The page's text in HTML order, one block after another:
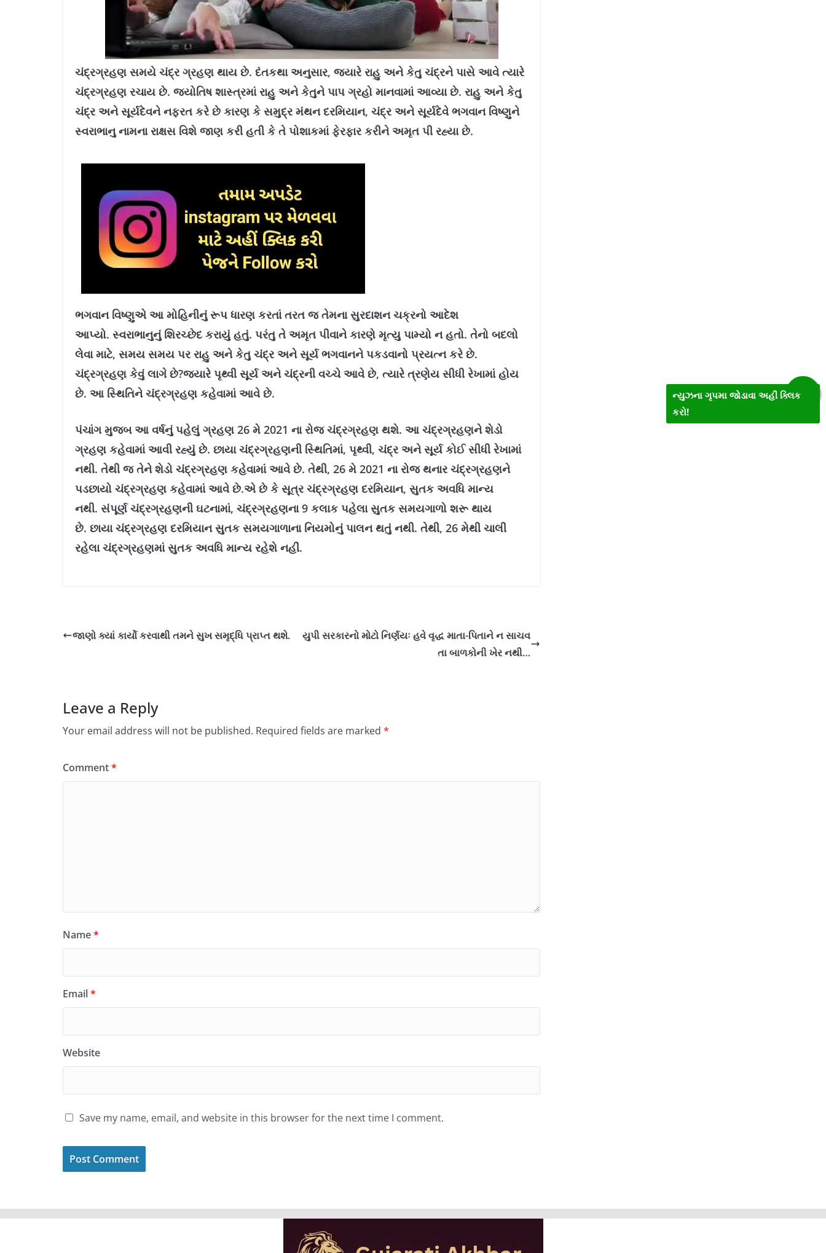
U
n
u
t
e
L
o
d
e
:
8
7
0
ચંદ્રગ્રહણ સમયે ચંદ્ર ગ્રહણ થાય છે. દંતકથા અનુસાર, જ્યારે રાહુ અને કેતુ ચંદ્રને પાસે આવે ત્યારે
ચંદ્રગ્રહણ રચાય છે. જ્યોતિષ શાસ્ત્રમાં રાહુ અને કેતુને પાપ ગ્રહો માનવામાં આવ્યા છે. રાહુ અને કેતુ
ચંદ્ર અને સૂર્યદેવને નફરત કરે છે કારણ કે સમુદ્ર મંથન દરમિયાન, ચંદ્ર અને સૂર્યદેવે ભગવાન વિષ્ણુને
સ્વરાભાનુ નામના રાક્ષસ વિશે જાણ કરી હતી કે તે પોશાકમાં ફેરફાર કરીને અમૃત પી રહ્યા છે.
ભગવાન વિષ્ણુએ આ મોહિનીનું રૂપ ધારણ કરતાં તરત જ તેમના સુરદાશન ચક્રનો આદેશ
આપ્યો. સ્વરાભાનુનું શિરચ્છેદ કરાયું હતું. પરંતુ તે અમૃત પીવાને કારણે મૃત્યુ પામ્યો ન હતો. તેનો બદલો
લેવા માટે, સમય સમય પર રાહુ અને કેતુ ચંદ્ર અને સૂર્ય ભગવાનને પકડવાનો પ્રયત્ન કરે છે.
ચંદ્રગ્રહણ કેવું લાગે છે?જ્યારે પૃથ્વી સૂર્ય અને ચંદ્રની વચ્ચે આવે છે, ત્યારે ત્રણેય સીધી રેખામાં હોય
છે. આ સ્થિતિને ચંદ્રગ્રહણ કહેવામાં આવે છે.
પંચાંગ મુજબ આ વર્ષનું પહેલું ગ્રહણ 26 મે 2021 ના ​​રોજ ચંદ્રગ્રહણ થશે. આ ચંદ્રગ્રહણને શેડો
ગ્રહણ કહેવામાં આવી રહ્યું છે. છાયા ચંદ્રગ્રહણની સ્થિતિમાં, પૃથ્વી, ચંદ્ર અને સૂર્ય કોઈ સીધી રેખામાં
નથી. તેથી જ તેને શેડો ચંદ્રગ્રહણ કહેવામાં આવે છે. તેથી, 26 મે 2021 ના ​​રોજ થનાર ચંદ્રગ્રહણને
પડછાયો ચંદ્રગ્રહણ કહેવામાં આવે છે.એ છે કે સૂત્ર ચંદ્રગ્રહણ દરમિયાન, સુતક અવધિ માન્ય
નથી. સંપૂર્ણ ચંદ્રગ્રહણની ઘટનામાં, ચંદ્રગ્રહણના 9 કલાક પહેલા સુતક સમયગાળો શરૂ થાય
છે. છાયા ચંદ્રગ્રહણ દરમિયાન સુતક સમયગાળાના નિયમોનું પાલન થતું નથી. તેથી, 26 મેથી ચાલી
રહેલા ચંદ્રગ્રહણમાં સુતક અવધિ માન્ય રહેશે નહીં.
જાણો ક્યાં કાર્યો કરવાથી તમને સુખ સમૃદ્ધિ પ્રાપ્ત થશે.
યુપી સરકારનો મોટો નિર્ણયઃ હવે વૃદ્ધ માતા-પિતાને ન સાચવ
તા બાળકોની ખેર નથી…
Leave a Reply
Your email address will not be published. Required fields are marked *
Comment*
Name*
Email*
Website
Save my name, email, and website in this browser for the next time I comment.
ન્યુઝના ગૃપમા જોડાવા અહીં ક્લિક
કરો!